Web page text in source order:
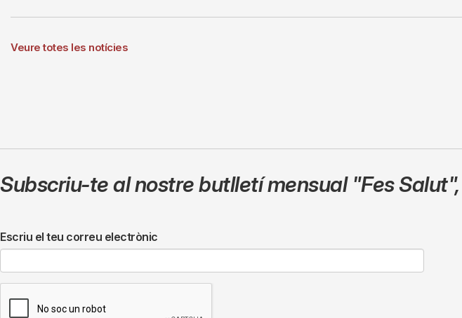
Veure totes les notícies
Subscriu-te al nostre butlletí mensual "Fes Salut",
Escriu el teu correu electrònic